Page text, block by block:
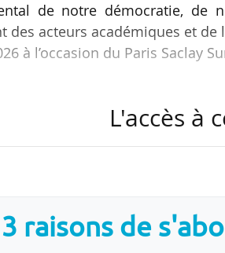
de notre démocratie, de
des acteurs académiques et de
à l’occasion du Paris Saclay
et entreprises privées
qui seront prises
et la mise en œuvre du
la capacité de l’Europe à
L'accès à
3 raisons de